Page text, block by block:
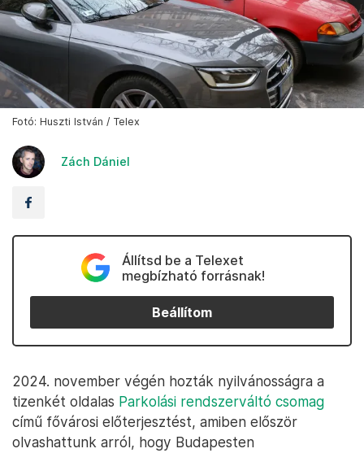
Fotó: Huszti István / Telex
Zách Dániel
Állítsd be a Telexet
megbízható forrásnak!
Beállítom
2024. november végén hozták nyilvánosságra a
tizenkét oldalas Parkolási rendszerváltó csomag
című fővárosi előterjesztést, amiben először
olvashattunk arról, hogy Budapesten